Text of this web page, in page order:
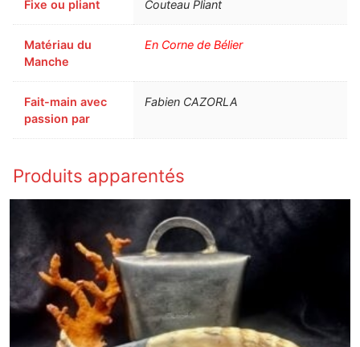
Fixe ou pliant Couteau Pliant
Matériau du
Manche
En Corne de Bélier
Fait-main avec
passion par
Fabien CAZORLA
Produits apparentés